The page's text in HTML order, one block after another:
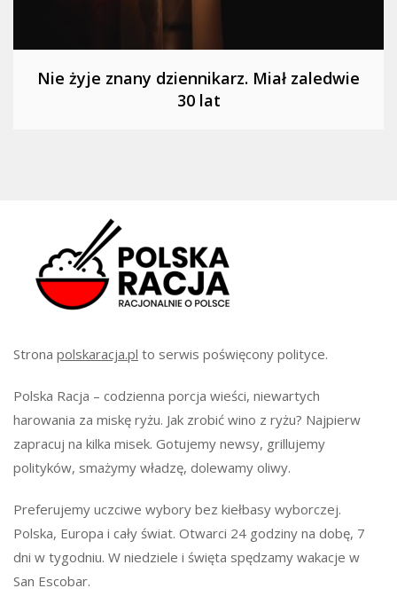
Nie żyje znany dziennikarz. Miał zaledwie
30 lat
Strona polskaracja.pl to serwis poświęcony polityce.
Polska Racja – codzienna porcja wieści, niewartych
harowania za miskę ryżu. Jak zrobić wino z ryżu? Najpierw
zapracuj na kilka misek. Gotujemy newsy, grillujemy
polityków, smażymy władzę, dolewamy oliwy.
Preferujemy uczciwe wybory bez kiełbasy wyborczej.
Polska, Europa i cały świat. Otwarci 24 godziny na dobę, 7
dni w tygodniu. W niedziele i święta spędzamy wakacje w
San Escobar.